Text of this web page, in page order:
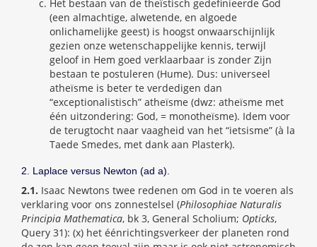
Het bestaan van de theïstisch gedefinieerde God
(een almachtige, alwetende, en algoede
onlichamelijke geest) is hoogst onwaarschijnlijk
gezien onze wetenschappelijke kennis, terwijl
geloof in Hem goed verklaarbaar is zonder Zijn
bestaan te postuleren (Hume). Dus: universeel
atheïsme is beter te verdedigen dan
“exceptionalistisch” atheïsme (dwz: atheïsme met
één uitzondering: God, = monotheïsme). Idem voor
de terugtocht naar vaagheid van het “ietsisme” (à la
Taede Smedes, met dank aan Plasterk).
2. Laplace versus Newton (ad a).
2.1. Isaac Newtons twee redenen om God in te voeren als
verklaring voor ons zonnestelsel (Philosophiae Naturalis
Principia Mathematica, bk 3, General Scholium; Opticks,
Query 31): (x) het éénrichtingsverkeer der planeten rond